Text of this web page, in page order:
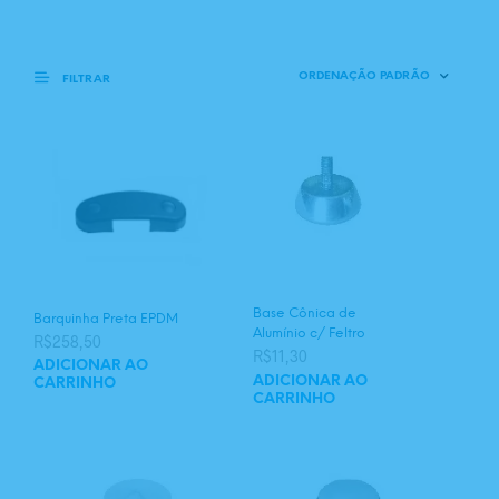
FILTRAR
Barquinha Preta EPDM
R$258,50
ADICIONAR AO
CARRINHO
Base Cônica de
Alumínio c/ Feltro
R$11,30
ADICIONAR AO
CARRINHO